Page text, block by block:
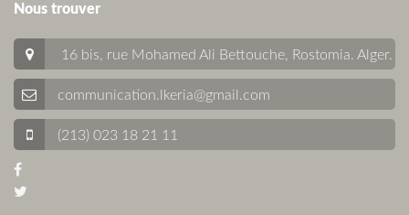
Nous trouver
16 bis, rue Mohamed Ali Bettouche, Rostomia. Alger.
communication.lkeria@gmail.com
(213) 023 18 21 11